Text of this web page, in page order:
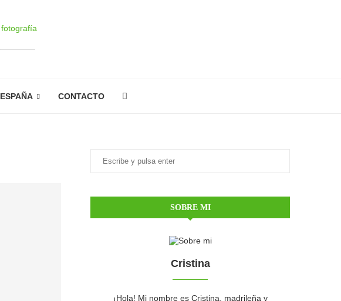
ESPAÑA CONTACTO
SOBRE MI
Cristina
¡Hola! Mi nombre es Cristina, madrileña y